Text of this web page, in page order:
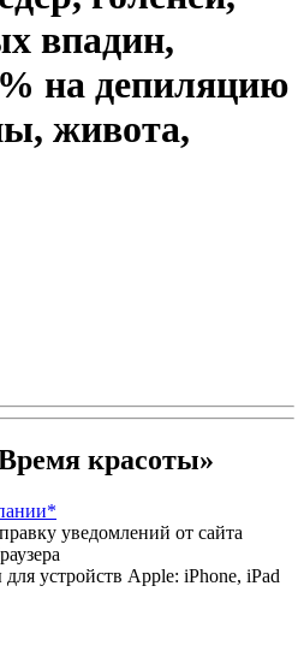
впадин,
на депиляцию
живота,
красоты»
уведомлений от сайта
устройств Apple: iPhone, iPad